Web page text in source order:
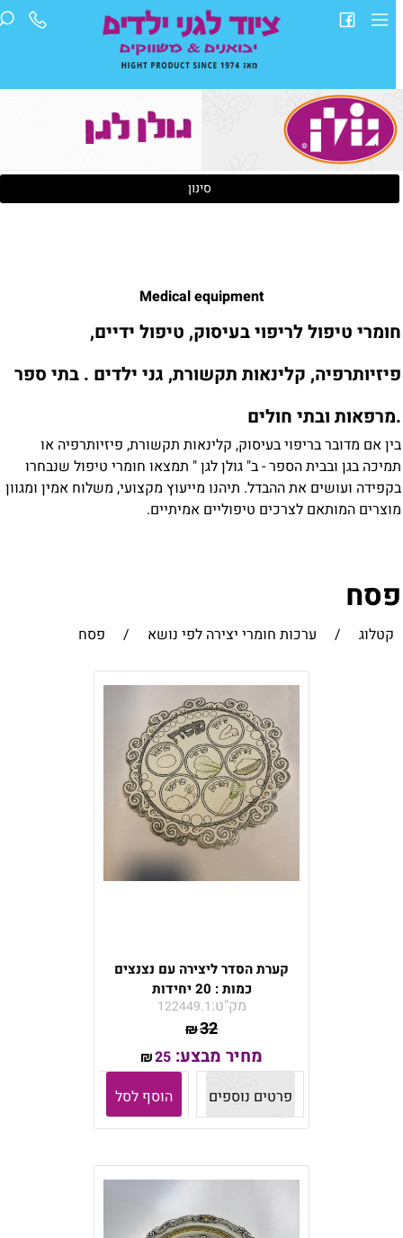
סינון
Medical equipment
טיפול לריפוי בעיסוק, טיפול ידיים,
קלינאות תקשורת, גני ילדים . בתי ספר
ובתי חולים
אם מדובר בריפוי בעיסוק, קלינאות תקשורת, פיזיותרפיה או
בגן ובבית הספר - ב" גולן לגן " תמצאו חומרי טיפול שנבחרו
ועושים את ההבדל. תיהנו מייעוץ מקצועי, משלוח אמין ומגוון
המותאם לצרכים טיפוליים אמיתיים.
קטלוג / ערכות חומרי יצירה לפי נושא / פסח
קערת הסדר ליצירה עם נצנצים
כמות : 20 יחידות
מק"ט:122449.1
₪32
מחיר מבצע: ₪25
פרטים נוספים
הוסף לסל